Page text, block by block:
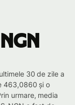
30 de zile a
463,0860 și o
urmare, media